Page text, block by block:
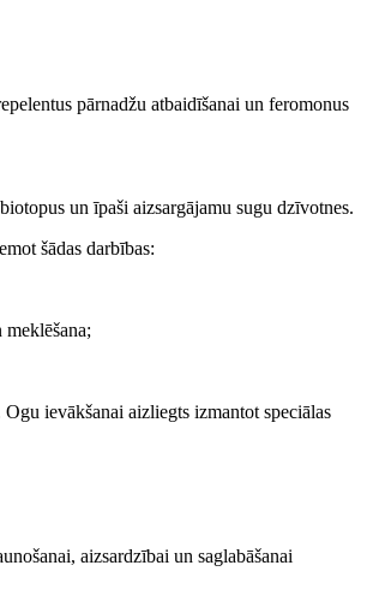
pārnadžu atbaidīšanai un feromonus
un īpaši aizsargājamu sugu dzīvotnes.
šādas darbības:
ievākšanai aizliegts izmantot speciālas
aizsardzībai un saglabāšanai